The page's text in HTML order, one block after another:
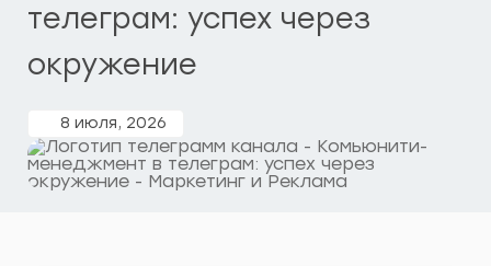
телеграм: успех через
окружение
8 июля, 2026